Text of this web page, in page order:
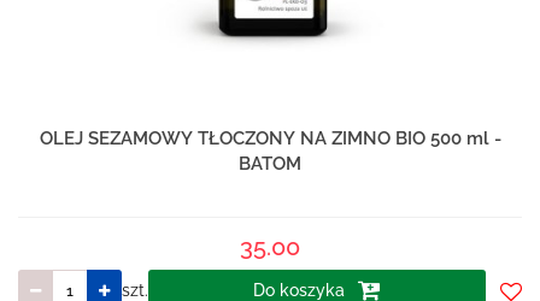
OLEJ SEZAMOWY TŁOCZONY NA ZIMNO BIO 500 ml -
BATOM
35.00
szt. Do koszyka